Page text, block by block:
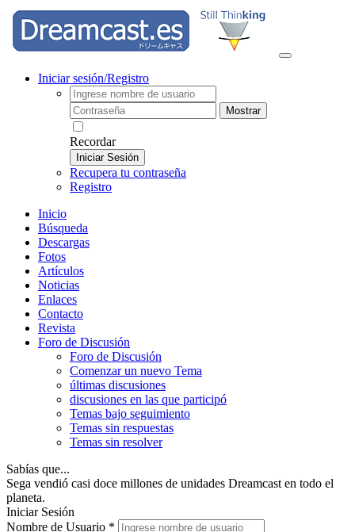
Iniciar sesión/Registro
Mostrar
Recordar
Iniciar Sesión
Recupera tu contraseña
Registro
Inicio
Búsqueda
Descargas
Fotos
Artículos
Noticias
Enlaces
Contacto
Revista
Foro de Discusión
Foro de Discusión
Comenzar un nuevo Tema
últimas discusiones
discusiones en las que participó
Temas bajo seguimiento
Temas sin respuestas
Temas sin resolver
Sabías que...
Sega vendió casi doce millones de unidades Dreamcast en todo el
planeta.
Iniciar Sesión
Nombre de Usuario *